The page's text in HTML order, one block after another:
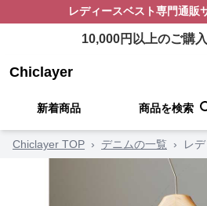
レディースベスト専門通販
10,000円以上のご購
Chiclayer
新着商品 商品を検索
Chiclayer TOP › デニムの一覧 › レ